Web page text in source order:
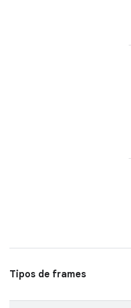
Tipos de frames